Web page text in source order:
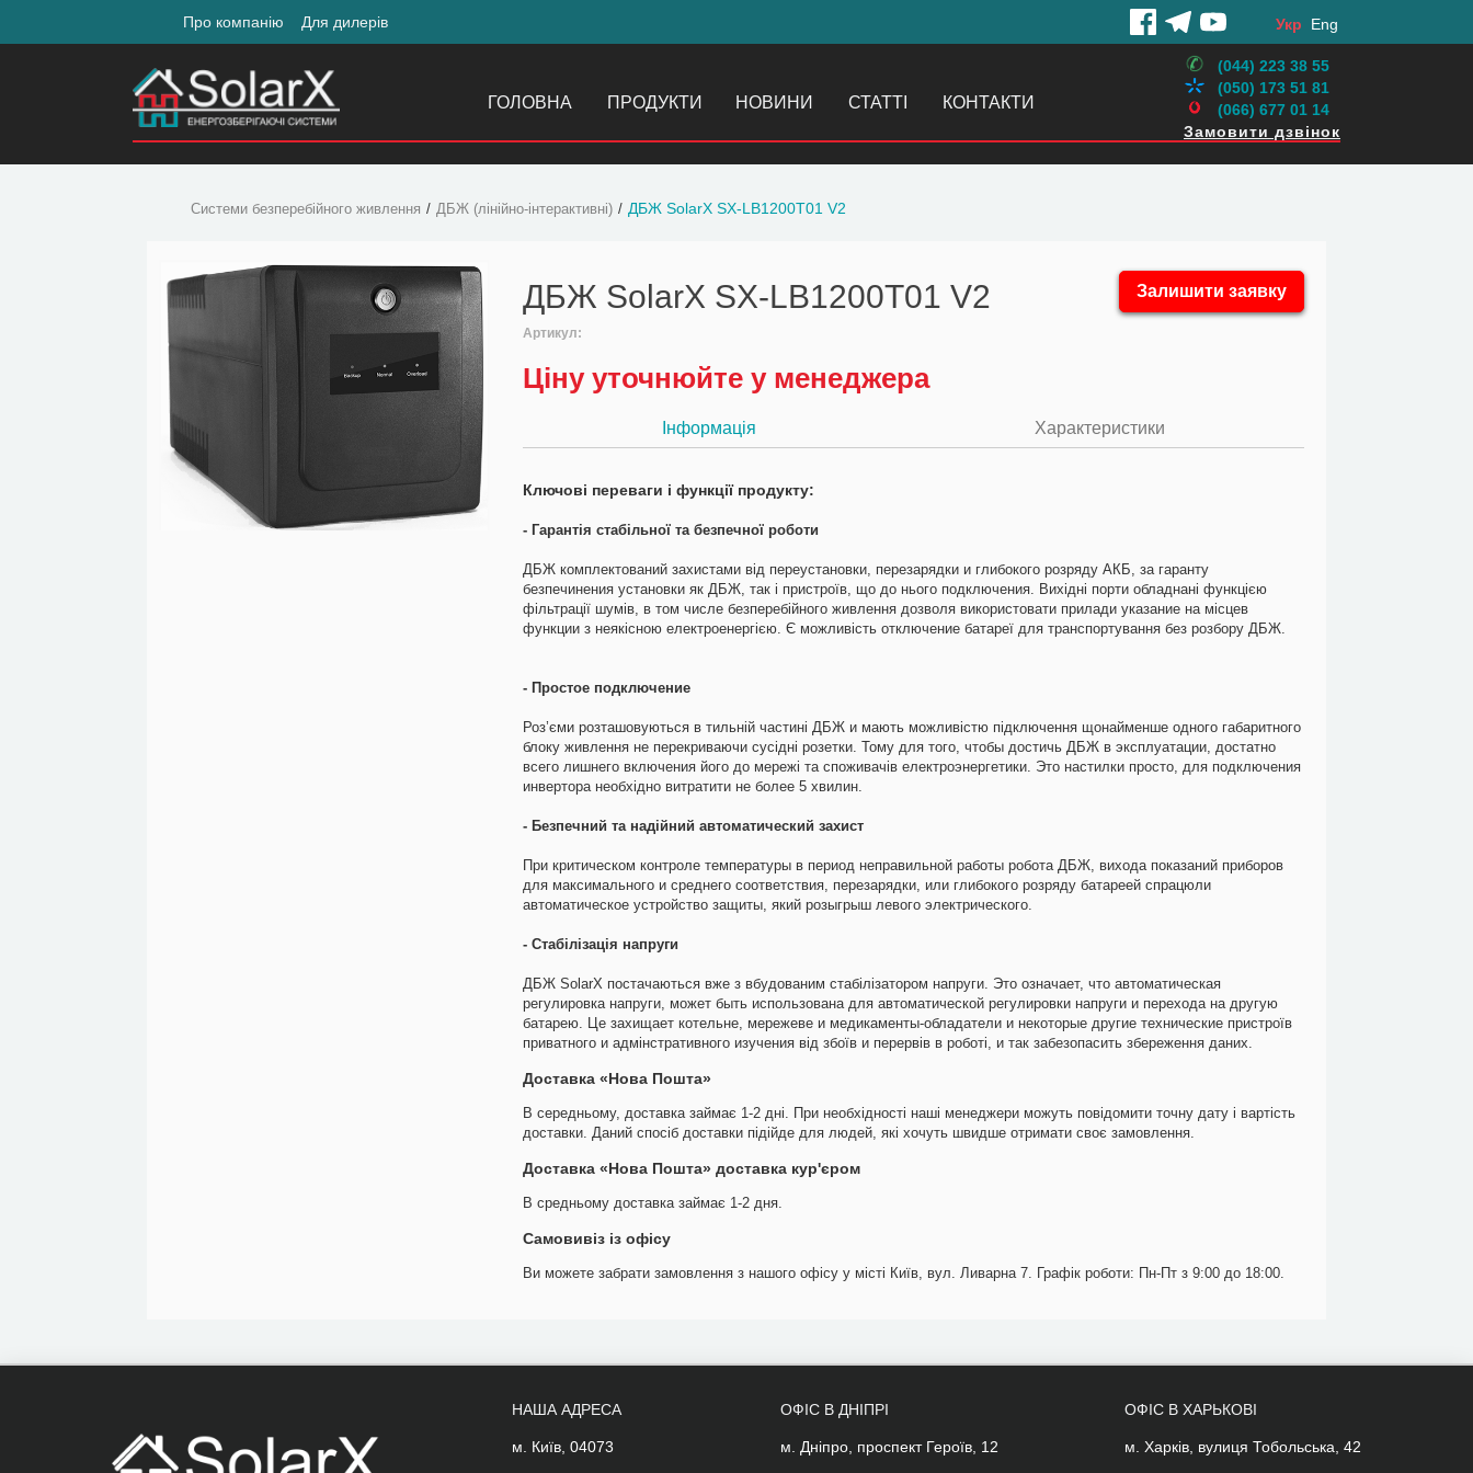
Про компанію Для дилерів Укр Eng
ГОЛОВНА ПРОДУКТИ НОВИНИ СТАТТІ КОНТАКТИ
(044) 223 38 55
(050) 173 51 81
(066) 677 01 14
Замовити дзвінок
Системи безперебійного живлення ДБЖ (лінійно-інтерактивні) ДБЖ SolarX SX-LB1200T01 V2
ДБЖ SolarX SX-LB1200T01 V2 Залишити заявку
Артикул:
Ціну уточнюйте у менеджера
Інформація Характеристики
Ключові переваги і функції продукту:
- Гарантія стабільної та безпечної роботи
ДБЖ комплектований захистами від переустановки, перезарядки и глибокого розряду АКБ, за гаранту
безпечинения установки як ДБЖ, так і пристроїв, що до нього подключения. Вихідні порти обладнані функцією
фільтрації шумів, в том числе безперебійного живлення дозволя використовати прилади указание на місцев
функции з неякісною електроенергією. Є можливість отключение батареї для транспортування без розбору ДБЖ.
- Простое подключение
Роз’єми розташовуються в тильній частині ДБЖ и мають можливістю підключення щонайменше одного габаритного
блоку живлення не перекриваючи сусідні розетки. Тому для того, чтобы достичь ДБЖ в эксплуатации, достатно
всего лишнего включения його до мережі та споживачів електроэнергетики. Это настилки просто, для подключения
инвертора необхідно витратити не более 5 хвилин.
- Безпечний та надійний автоматический захист
При критическом контроле температуры в период неправильной работы робота ДБЖ, вихода показаний приборов
для максимального и среднего соответствия, перезарядки, или глибокого розряду батареей спрацюли
автоматическое устройство защиты, який розыгрыш левого электрического.
- Стабілізація напруги
ДБЖ SolarX постачаються вже з вбудованим стабілізатором напруги. Это означает, что автоматическая
регулировка напруги, может быть использована для автоматической регулировки напруги и перехода на другую
батарею. Це захищает котельне, мережеве и медикаменты-обладатели и некоторые другие технические пристроїв
приватного и адмінстративного изучения від збоїв и перервів в роботі, и так забезопасить збереження даних.
Доставка «Нова Пошта»
В середньому, доставка займає 1-2 дні. При необхідності наші менеджери можуть повідомити точну дату і вартість
доставки. Даний спосіб доставки підійде для людей, які хочуть швидше отримати своє замовлення.
Доставка «Нова Пошта» доставка кур'єром
В средньому доставка займає 1-2 дня.
Самовивіз із офісу
Ви можете забрати замовлення з нашого офісу у місті Київ, вул. Ливарна 7. Графік роботи: Пн-Пт з 9:00 до 18:00.
НАША АДРЕСА
м. Київ, 04073
ОФІС В ДНІПРІ
м. Дніпро, проспект Героїв, 12
ОФІС В ХАРЬКОВІ
м. Харків, вулиця Тобольська, 42